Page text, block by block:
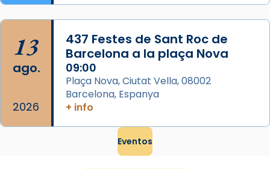
13
ago.
2026
437 Festes de Sant Roc de
Barcelona a la plaça Nova
09:00
Plaça Nova, Ciutat Vella, 08002
Barcelona, Espanya
+ info
Eventos